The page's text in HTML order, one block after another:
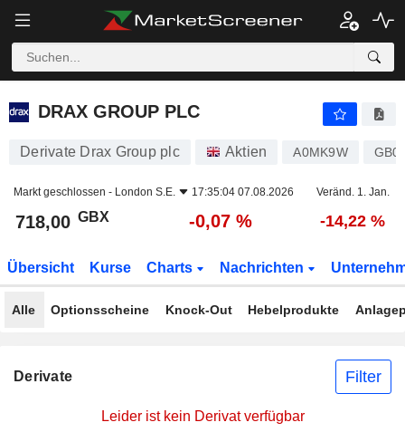
DRAX GROUP PLC
DRAX GROUP PLC
Derivate Drax Group plc Aktien A0MK9W
Markt geschlossen - London S.E. 17:35:04 07.08.2026 Veränd. 1. Jan.
718,00 GBX -0,07 % -14,22 %
Übersicht Kurse Charts Nachrichten
Alle Optionsscheine Knock-Out Hebelprodukte
Derivate Filter
Leider ist kein Derivat verfügbar